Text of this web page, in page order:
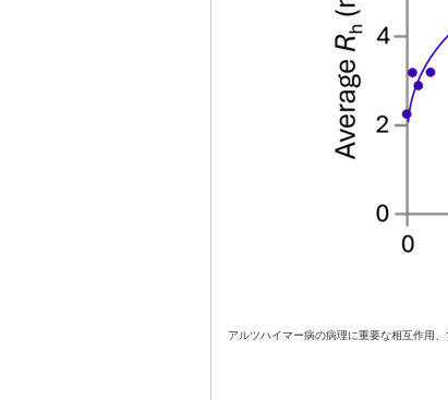
アルツハイマー病の病理に重要な相互作用